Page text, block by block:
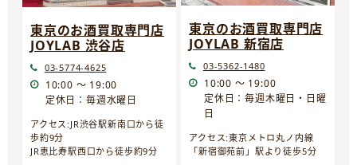
東京のお酒買取専門店
JOYLAB 渋谷店
03-5774-4625
10:00 ～ 19:00
定休日：毎週水曜日
アクセス:JR渋谷駅新南口から徒
歩約9分
JR恵比寿駅西口から徒歩約9分
東京のお酒買取専門店
JOYLAB 新宿店
03-5362-1480
10:00 ～ 19:00
定休日：毎週木曜日・日曜
日
アクセス:東京メトロ丸ノ内線
「新宿御苑前」駅より徒歩5分